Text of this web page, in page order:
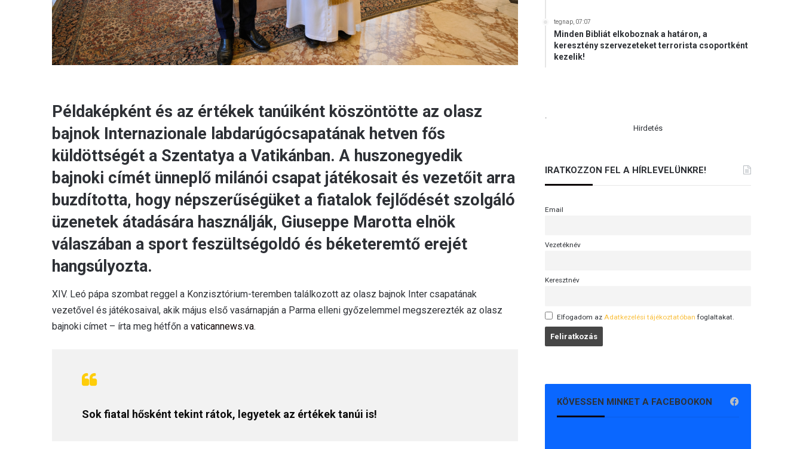
Példaképként és az értékek tanúiként köszöntötte az olasz
bajnok Internazionale labdarúgócsapatának hetven fős
küldöttségét a Szentatya a Vatikánban. A huszonegyedik
bajnoki címét ünneplő milánói csapat játékosait és vezetőit arra
buzdította, hogy népszerűségüket a fiatalok fejlődését szolgáló
üzenetek átadására használják, Giuseppe Marotta elnök
válaszában a sport feszültségoldó és béketeremtő erejét
hangsúlyozta.
XIV. Leó pápa szombat reggel a Konzisztórium-teremben találkozott az olasz bajnok Inter csapatának
vezetővel és játékosaival, akik május első vasárnapján a Parma elleni győzelemmel megszerezték az olasz
bajnoki címet – írta meg hétfőn a vaticannews.va.
Sok fiatal hősként tekint rátok, legyetek az értékek tanúi is!
tegnap, 07:07
Minden Bibliát elkoboznak a határon, a
keresztény szervezeteket terrorista csoportként
kezelik!
.
Hirdetés
IRATKOZZON FEL A HÍRLEVELÜNKRE!
Email
Vezetéknév
Keresztnév
Elfogadom az Adatkezelési tájékoztatóban foglaltakat.
KÖVESSEN MINKET A FACEBOOKON